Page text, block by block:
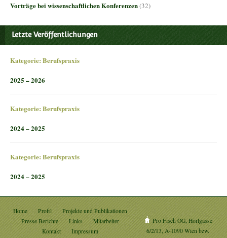
Vorträge bei wissenschaftlichen Konferenzen(32)
Letzte Veröffentlichungen
Kategorie: Berufspraxis
2025 – 2026
Kategorie: Berufspraxis
2024 – 2025
Kategorie: Berufspraxis
2024 – 2025
Home Profil
Projekte und Publikationen
Presse Berichte
Links
Mitarbeiter
Kontakt
Impressum
Pro Fisch OG, Hörlgasse
6/2/13, A-1090 Wien bzw.